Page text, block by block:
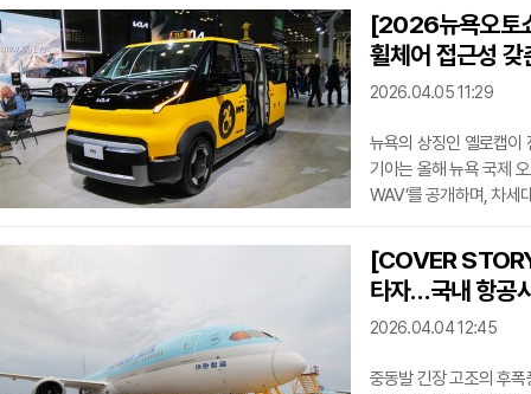
달했으며, 이 가운데 풀
시장에 대형 3열 SUV가
세대교체 필요성이 꾸준
폭스바겐의 답으로 읽힌
[2026뉴욕오토
휠체어 접근성 갖
2026.04.05 11:29
뉴욕의 상징인 옐로캡이
기아는 올해 뉴욕 국제
WAV’를 공개하며, 차세
수 있도록 설계한 차량
리버리를 입었고, 브라
끌어올렸다.핵심은 접근
방식이었다면, 이번 뉴욕
[COVER
타자…국내 항공
2026.04.04 12:45
중동발 긴장 고조의 후